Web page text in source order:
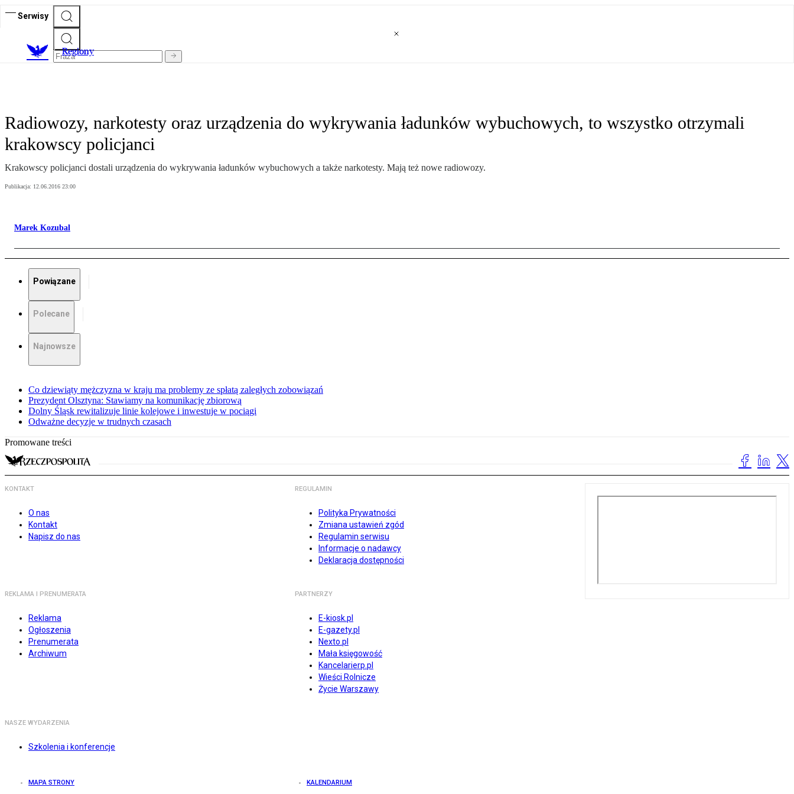
Serwisy
Regiony
Radiowozy, narkotesty oraz urządzenia do wykrywania ładunków wybuchowych, to wszystko otrzymali
krakowscy policjanci
Krakowscy policjanci dostali urządzenia do wykrywania ładunków wybuchowych a także narkotesty. Mają też nowe radiowozy.
Publikacja: 12.06.2016 23:00
Marek Kozubal
Powiązane
Polecane
Najnowsze
Co dziewiąty mężczyzna w kraju ma problemy ze spłatą zaległych zobowiązań
Prezydent Olsztyna: Stawiamy na komunikację zbiorową
Dolny Śląsk rewitalizuje linie kolejowe i inwestuje w pociągi
Odważne decyzje w trudnych czasach
Promowane treści
KONTAKT
O nas
Kontakt
Napisz do nas
REGULAMIN
Polityka Prywatności
Zmiana ustawień zgód
Regulamin serwisu
Informacje o nadawcy
Deklaracja dostępności
REKLAMA I PRENUMERATA
Reklama
Ogłoszenia
Prenumerata
Archiwum
PARTNERZY
E-kiosk.pl
E-gazety.pl
Nexto.pl
Mała księgowość
Kancelarierp.pl
Wieści Rolnicze
Życie Warszawy
NASZE WYDARZENIA
Szkolenia i konferencje
MAPA STRONY KALENDARIUM